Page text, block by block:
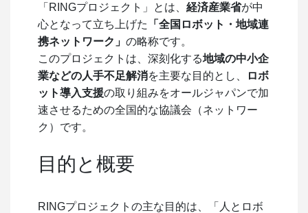
「RINGプロジェクト」とは、 経済産業省が中
心となって立ち上げた
「全国ロボット・地域連
携ネットワーク」 の略称です。
このプロジェクトは、深刻化する地域の中小企
業などの人手不足解消を主要な目的とし、
ロボ
ット導入支援の取り組みをオールジャパンで加
速させるための全国的な協議会（ネットワー
ク）です。
目的と概要
RINGプロジェクトの主な目的は、「人とロボ